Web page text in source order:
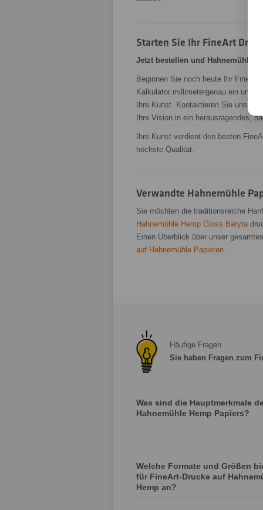
Starten Sie Ihr FineArt
Jetzt bestellen und Hahnemühle
Beginnen Sie noch heute Ihr FineArt
Kalkulator millimetergenau ein und
Ihre Kunst. Kontaktieren Sie uns für
Ihre Vision in ein herausragendes,
Ihre Kunst verdient den besten
höchste Qualität.
Verwandte Hahnemühle
Sie möchten die traditionsreiche
Hahnemühle Hemp Gloss Baryta
Einen Überblick über unser
auf Hahnemühle Papieren.
Häufige Fragen
Sie haben Fragen zum
Was sind die Hauptmerkmale
Hahnemühle Hemp Papiers?
Welche Formate und Größen
für FineArt-Drucke auf
Hemp an?